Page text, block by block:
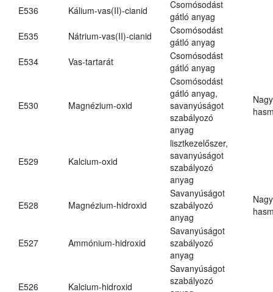
E536
Kálium-vas(II)-cianid
Csomósodást
gátló anyag
E535
Nátrium-vas(II)-cianid
Csomósodást
gátló anyag
E534
Vas-tartarát
Csomósodást
gátló anyag
E530 Magnézium-oxid
Csomósodást
gátló anyag,
savanyúságot
szabályozó
anyag
E529 Kalcium-oxid
lisztkezelőszer,
savanyúságot
szabályozó
anyag
E528 Magnézium-hidroxid
Savanyúságot
szabályozó
anyag
E527 Ammónium-hidroxid
Savanyúságot
szabályozó
anyag
E526 Kalcium-hidroxid
Savanyúságot
szabályozó